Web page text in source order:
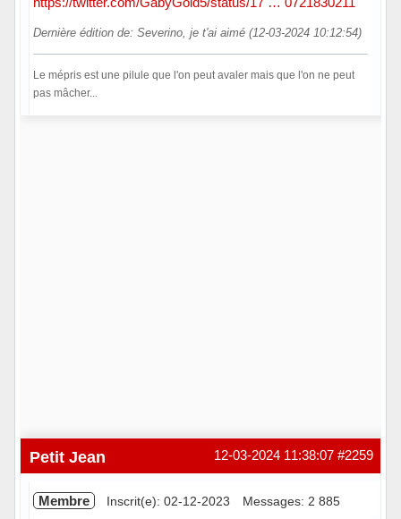
Dernière édition de: Severino, je t'ai aimé (12-03-2024 10:12:54)
Le mépris est une pilule que l'on peut avaler mais que l'on ne peut
pas mâcher...
#2259
12-03-2024 11:38:07
Petit Jean
Membre Inscrit(e): 02-12-2023 Messages: 2 885